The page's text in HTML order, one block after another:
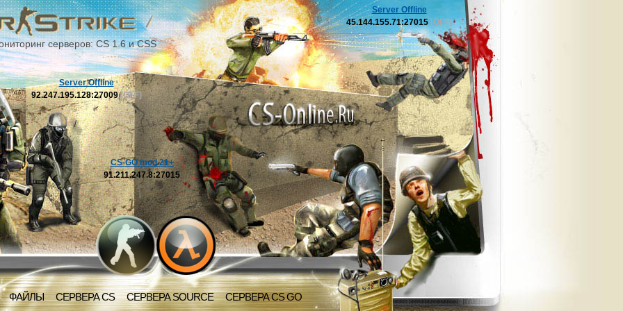
серверов: CS 1.6 и CSS
ФАЙЛЫ СЕРВЕРА CS СЕРВЕРА SOURCE СЕРВЕРА CS GO
Server Offline
92.247.195.128:27009[OFF]
CS-GO mod 21+
91.211.247.8:27015
Server Offline
45.144.155.71:27015 [OFF]